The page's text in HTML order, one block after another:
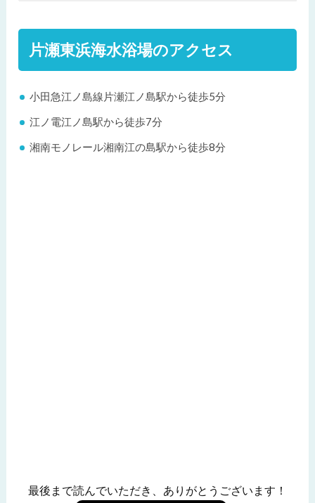
片瀬東浜海水浴場のアクセス
小田急江ノ島線片瀬江ノ島駅から徒歩5分
江ノ電江ノ島駅から徒歩7分
湘南モノレール湘南江の島駅から徒歩8分
最後まで読んでいただき、ありがとうございます！